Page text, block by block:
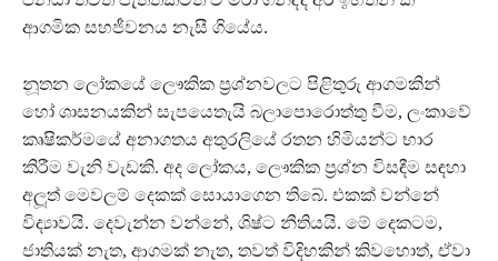
ආගමික සහජීවනය නැසී ගියේය.
නූතන ලෝකයේ ලෞකික ප‍්‍රශ්නවලට පිළිතුරු ආගමකින්
හෝ ශාසනයකින් සැපයෙතැයි බලාපොරොත්තු වීම, ලංකාවේ
කෘෂිකර්මයේ අනාගතය අතුරලියේ රතන හිමියන්ට භාර
කිරීම වැනි වැඩකි. අද ලෝකය, ලෞකික ප‍්‍රශ්න විසඳීම සඳහා
අලූත් මෙවලම් දෙකක් සොයාගෙන තිබේ. එකක් වන්නේ
විද්‍යාවයි. දෙවැන්න වන්නේ, ශිෂ්ට නීතියයි. මේ දෙකටම,
ජාතියක් නැත, ආගමක් නැත, තවත් විදිහකින් කිවහොත්, ඒවා